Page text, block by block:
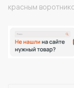
красным